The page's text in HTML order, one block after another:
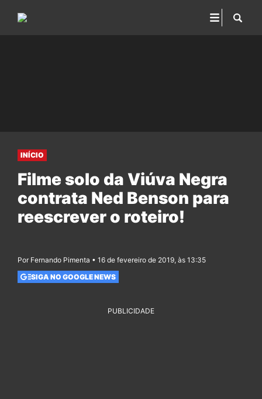
INÍCIO
Filme solo da Viúva Negra
contrata Ned Benson para
reescrever o roteiro!
Por Fernando Pimenta • 16 de fevereiro de 2019, às 13:35
SIGA NO GOOGLE NEWS
PUBLICIDADE